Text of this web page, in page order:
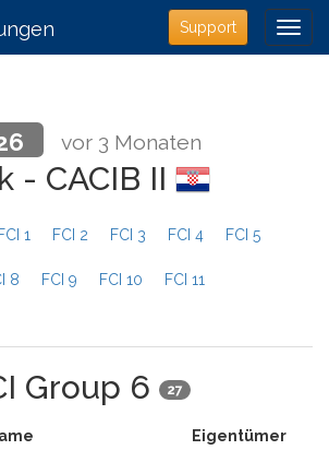
Support
vor 3 Monaten
- CACIB II
FCI 1 FCI 2 FCI 3 FCI 4 FCI 5
8 FCI 9 FCI 10 FCI 11
Group 6 27
Eigentümer